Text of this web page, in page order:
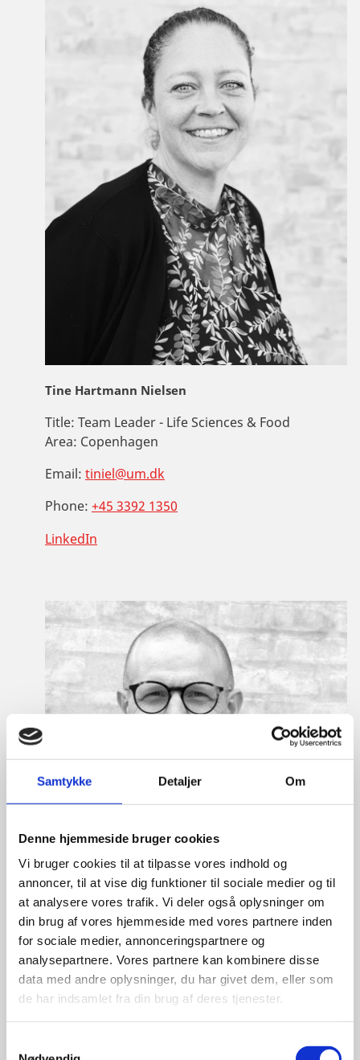
Samtykke Detaljer Om
Denne hjemmeside bruger cookies
Vi bruger cookies til at tilpasse vores indhold og
annoncer, til at vise dig funktioner til sociale medier og til
at analysere vores trafik. Vi deler også oplysninger om
din brug af vores hjemmeside med vores partnere inden
for sociale medier, annonceringspartnere og
analysepartnere. Vores partnere kan kombinere disse
data med andre oplysninger, du har givet dem, eller som
de har indsamlet fra din brug af deres tjenester.
Tine Hartmann Nielsen
Title: Team Leader - Life Sciences & Food
Area: Copenhagen
Email: tiniel@um.dk
Phone: +45 3392 1350
LinkedIn